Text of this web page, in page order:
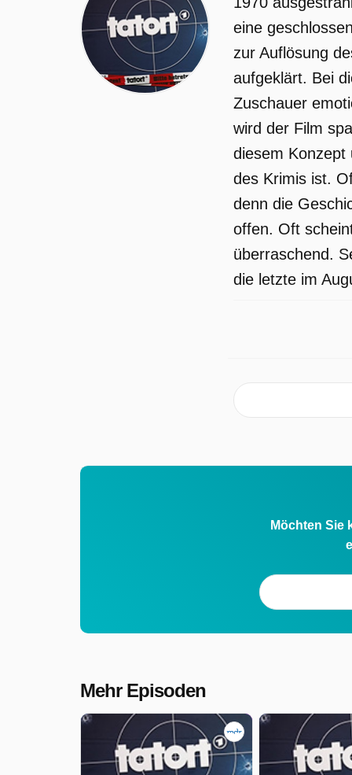
eine
zur Auflösung
aufgeklärt. Bei
Zuschauer
wird der Film
diesem Konzept
des Krimis ist.
denn die
offen. Oft
überraschend.
die letzte im
Möchten Sie
Mehr Episoden